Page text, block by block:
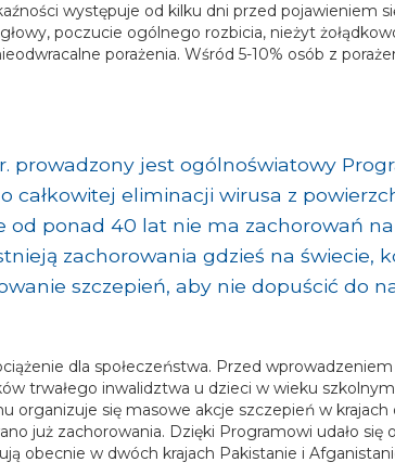
występuje od kilku dni przed pojawieniem
poczucie ogólnego rozbicia, nieżyt
porażenia. Wśród 5-10% osób z
prowadzony jest ogólnoświatowy
całkowitej eliminacji wirusa z
od ponad 40 lat nie ma zachorowań
zachorowania gdzieś na świecie,
szczepień, aby nie dopuścić do
dla społeczeństwa. Przed
trwałego inwalidztwa u dzieci w wieku
organizuje się masowe akcje szczepień w
już zachorowania. Dzięki Programowi udało
obecnie w dwóch krajach Pakistanie i